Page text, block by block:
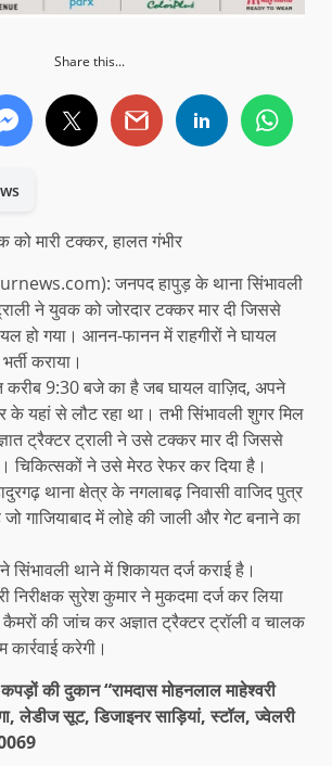
Share this...
को मारी टक्कर, हालत गंभीर
जनपद हापुड़ के थाना सिंभावली
ने युवक को जोरदार टक्कर मार दी जिससे
हो गया। आनन-फानन में राहगीरों ने घायल
कराया।
करीब 9:30 बजे का है जब घायल वाज़िद, अपने
के यहां से लौट रहा था। तभी सिंभावली शुगर मिल
ट्रैक्टर ट्राली ने उसे टक्कर मार दी जिससे
चिकित्सकों ने उसे मेरठ रेफर कर दिया है।
थाना क्षेत्र के नगलाबढ़ निवासी वाजिद पुत्र
गाजियाबाद में लोहे की जाली और गेट बनाने का
सिंभावली थाने में शिकायत दर्ज कराई है।
निरीक्षक सुरेश कुमार ने मुकदमा दर्ज कर लिया
की जांच कर अज्ञात ट्रैक्टर ट्रॉली व चालक
करेगी।
की दुकान “रामदास मोहनलाल माहेश्वरी
लेडीज सूट, डिजाइनर साड़ियां, स्टॉल, ज्वेलरी